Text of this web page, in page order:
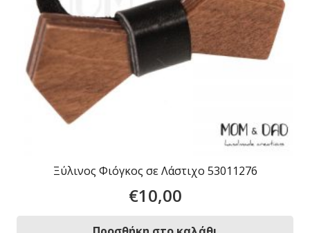
Ξύλινος Φιόγκος σε Λάστιχο 53011276
€10,00